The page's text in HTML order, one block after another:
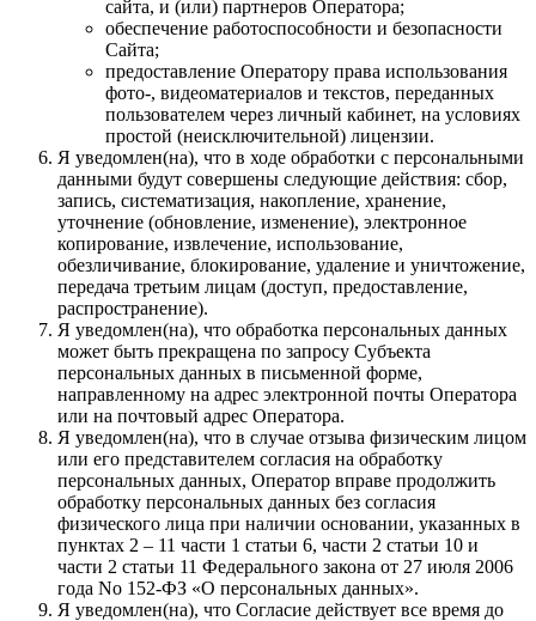
сайта, и (или) партнеров Оператора;
обеспечение работоспособности и безопасности
Сайта;
предоставление Оператору права использования
фото-, видеоматериалов и текстов, переданных
пользователем через личный кабинет, на условиях
простой (неисключительной) лицензии.
Я уведомлен(на), что в ходе обработки с персональными
данными будут совершены следующие действия: сбор,
запись, систематизация, накопление, хранение,
уточнение (обновление, изменение), электронное
копирование, извлечение, использование,
обезличивание, блокирование, удаление и уничтожение,
передача третьим лицам (доступ, предоставление,
распространение).
Я уведомлен(на), что обработка персональных данных
может быть прекращена по запросу Субъекта
персональных данных в письменной форме,
направленному на адрес электронной почты Оператора
или на почтовый адрес Оператора.
Я уведомлен(на), что в случае отзыва физическим лицом
или его представителем согласия на обработку
персональных данных, Оператор вправе продолжить
обработку персональных данных без согласия
физического лица при наличии основании, указанных в
пунктах 2 – 11 части 1 статьи 6, части 2 статьи 10 и
части 2 статьи 11 Федерального закона от 27 июля 2006
года No 152-ФЗ «О персональных данных».
Я уведомлен(на), что Согласие действует все время до